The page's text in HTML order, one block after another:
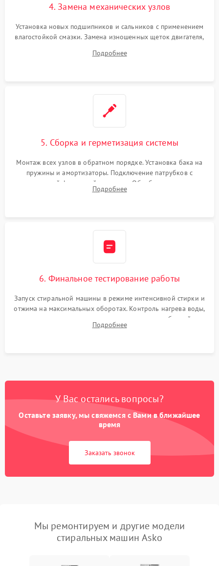
4. Замена механических узлов
Установка новых подшипников и сальников с применением
влагостойкой смазки. Замена изношенных щеток двигателя,
или поврежденной резиновой манжеты.
Подробнее
5. Сборка и герметизация системы
Монтаж всех узлов в обратном порядке. Установка бака на
пружины и амортизаторы. Подключение патрубков с
надежной фиксацией хомутами. Обработка стыков
герметиком для предотвращения возможных протечек воды.
Подробнее
6. Финальное тестирование работы
Запуск стиральной машины в режиме интенсивной стирки и
отжима на максимальных оборотах. Контроль нагрева воды,
корректности слива, отсутствия излишних вибраций,
посторонних стуков и протечек под корпусом.
Подробнее
У Вас остались вопросы?
Оставьте заявку, мы свяжемся с Вами в ближайшее
время
Заказать звонок
Мы ремонтируем и другие модели
стиральных машин Asko